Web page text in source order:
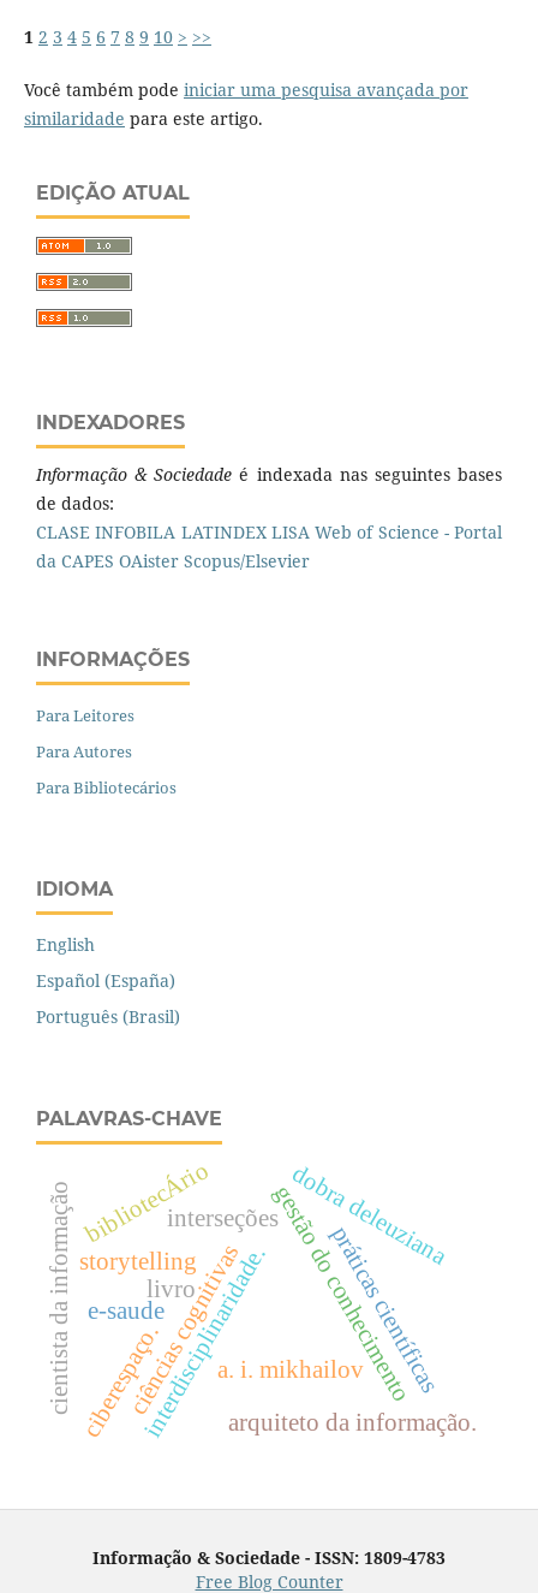
1 2 3 4 5 6 7 8 9 10 > >>
Você também pode iniciar uma pesquisa avançada por
similaridade para este artigo.
EDIÇÃO ATUAL
INDEXADORES
Informação & Sociedadeé indexada nas seguintes bases
de dados:
CLASE INFOBILA LATINDEX LISA Web of Science - Portal
da CAPES OAister Scopus/Elsevier
INFORMAÇÕES
Para Leitores
Para Autores
Para Bibliotecários
IDIOMA
English
Español (España)
Português (Brasil)
PALAVRAS-CHAVE
gestão do conhecimento
interdisciplinaridade.arquiteto da informação.
interseções
ciências cognitivasa. i. mikhailov
dobra deleuziana
livro
bibliotecÁrio
cientista da informação e-saude
storytelling
ciberespaço. práticas científicas
Informação & Sociedade - ISSN: 1809-4783
Free Blog Counter